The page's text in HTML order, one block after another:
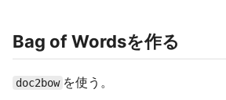
Bag of Wordsを作る
doc2bow を使う。